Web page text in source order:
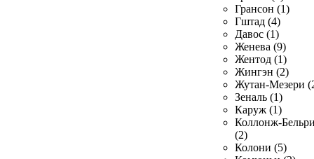
Грансон (1)
Гштад (4)
Давос (1)
Женева (9)
Жентод (1)
Жингэн (2)
Жутан-Мезери
Зеналь (1)
Каруж (1)
Коллонж-
(2)
Колони (5)